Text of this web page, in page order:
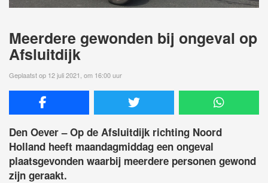
Meerdere gewonden bij ongeval op
Afsluitdijk
Geplaatst op 12 juli 2021, om 16:00 uur
Den Oever – Op de Afsluitdijk richting Noord
Holland heeft maandagmiddag een ongeval
plaatsgevonden waarbij meerdere personen gewond
zijn geraakt.